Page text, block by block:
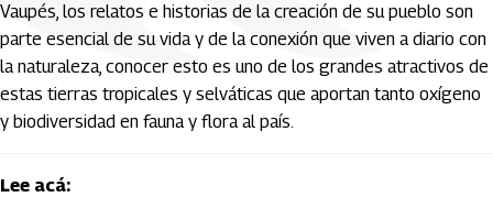
Vaupés, los relatos e historias de la creación de su pueblo son
parte esencial de su vida y de la conexión que viven a diario con
la naturaleza, conocer esto es uno de los grandes atractivos de
estas tierras tropicales y selváticas que aportan tanto oxígeno
y biodiversidad en fauna y flora al país.
Lee acá: